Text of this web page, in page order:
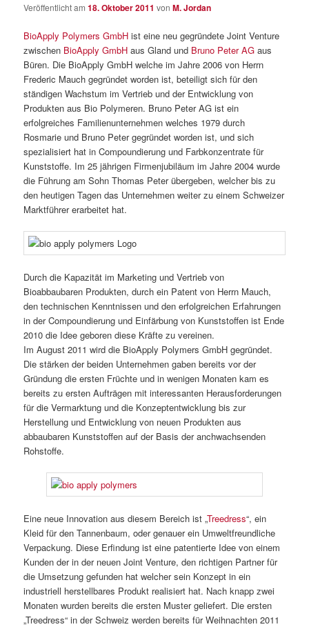
Veröffentlicht am18. Oktober 2011 vonM. Jordan
BioApply Polymers GmbH ist eine neu gegründete Joint Venture
zwischen BioApply GmbH aus Gland und Bruno Peter AG aus
Büren. Die BioApply GmbH welche im Jahre 2006 von Herrn
Frederic Mauch gegründet worden ist, beteiligt sich für den
ständigen Wachstum im Vertrieb und der Entwicklung von
Produkten aus Bio Polymeren. Bruno Peter AG ist ein
erfolgreiches Familienunternehmen welches 1979 durch
Rosmarie und Bruno Peter gegründet worden ist, und sich
spezialisiert hat in Compoundierung und Farbkonzentrate für
Kunststoffe. Im 25 jährigen Firmenjubiläum im Jahre 2004 wurde
die Führung am Sohn Thomas Peter übergeben, welcher bis zu
den heutigen Tagen das Unternehmen weiter zu einem Schweizer
Marktführer erarbeitet hat.
Durch die Kapazität im Marketing und Vertrieb von
Bioabbaubaren Produkten, durch ein Patent von Herrn Mauch,
den technischen Kenntnissen und den erfolgreichen Erfahrungen
in der Compoundierung und Einfärbung von Kunststoffen ist Ende
2010 die Idee geboren diese Kräfte zu vereinen.
Im August 2011 wird die BioApply Polymers GmbH gegründet.
Die stärken der beiden Unternehmen gaben bereits vor der
Gründung die ersten Früchte und in wenigen Monaten kam es
bereits zu ersten Aufträgen mit interessanten Herausforderungen
für die Vermarktung und die Konzeptentwicklung bis zur
Herstellung und Entwicklung von neuen Produkten aus
abbaubaren Kunststoffen auf der Basis der anchwachsenden
Rohstoffe.
Eine neue Innovation aus diesem Bereich ist „Treedress“, ein
Kleid für den Tannenbaum, oder genauer ein Umweltfreundliche
Verpackung. Diese Erfindung ist eine patentierte Idee von einem
Kunden der in der neuen Joint Venture, den richtigen Partner für
die Umsetzung gefunden hat welcher sein Konzept in ein
industriell herstellbares Produkt realisiert hat. Nach knapp zwei
Monaten wurden bereits die ersten Muster geliefert. Die ersten
„Treedress“ in der Schweiz werden bereits für Weihnachten 2011